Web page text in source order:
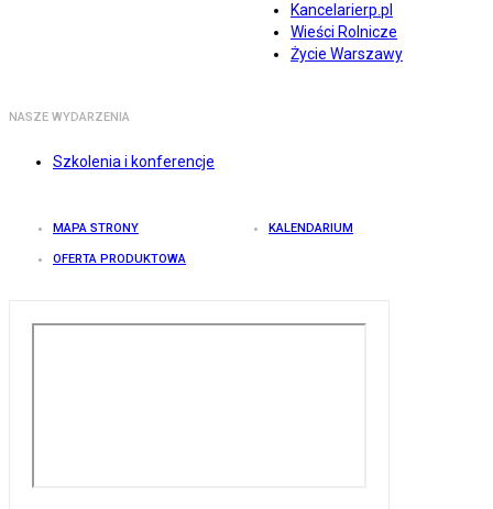
Kancelarierp.pl
Wieści Rolnicze
Życie Warszawy
NASZE WYDARZENIA
Szkolenia i konferencje
MAPA STRONY KALENDARIUM
OFERTA PRODUKTOWA